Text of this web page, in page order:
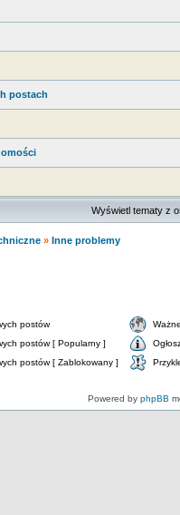
postach
Wyświetl tematy z
» Inne problemy
postów
postów [ Popularny ]
postów [ Zablokowany ]
Powered by phpBB